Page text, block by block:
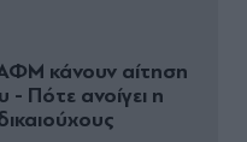
κάνουν αίτηση
Πότε ανοίγει η